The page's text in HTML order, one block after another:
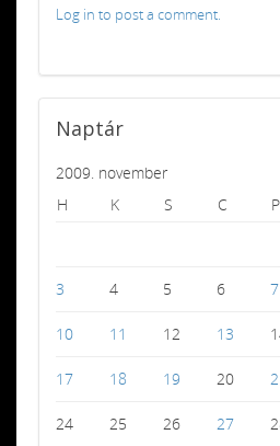
Log in to post a comment.
Naptár
2009. november
H
K S C P
3 4 5 6 7
10 11 12 13
17 18 19 20
24 25 26 27